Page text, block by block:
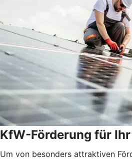
KfW-Förderung für
Um von besonders attraktiven